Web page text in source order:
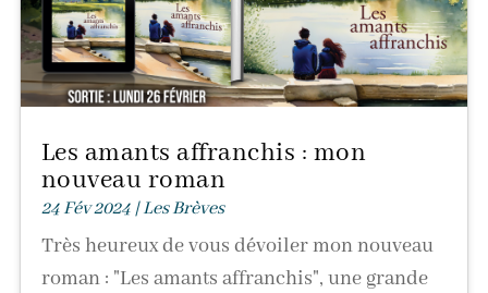
Les amants affranchis : mon
nouveau roman
24 Fév 2024|Les Brèves
Très heureux de vous dévoiler mon nouveau
roman : "Les amants affranchis", une grande